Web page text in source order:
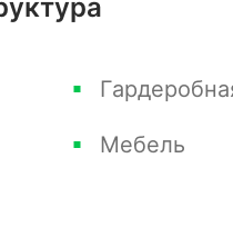
детская
рядом расположены
транспорта.
Мебель